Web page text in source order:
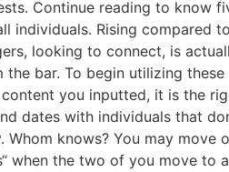
Continue reading to know
individuals. Rising
looking to connect, is
bar. To begin utilizing
you inputted, it is the
dates with individuals that
knows? You may
the two of you move to